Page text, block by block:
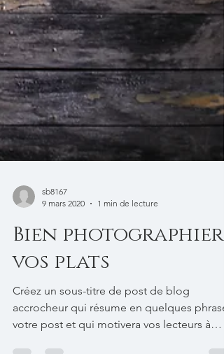
9 mars 2020
1 min de lecture
Bien photographier
vos plats
Créez un sous-titre de post de blog